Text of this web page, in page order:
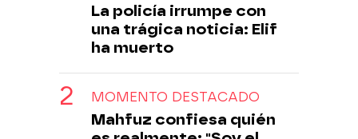
La policía irrumpe con
una trágica noticia: Elif
ha muerto
MOMENTO DESTACADO
Mahfuz confiesa quién